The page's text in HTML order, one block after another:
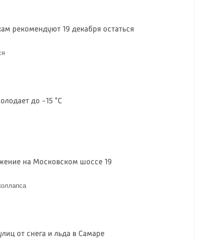
рекомендуют 19 декабря остаться
до -15 °C
на Московском шоссе 19
от снега и льда в Самаре